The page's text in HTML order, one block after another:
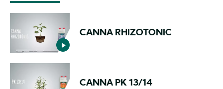
CANNA RHIZOTONIC
CANNA PK 13/14